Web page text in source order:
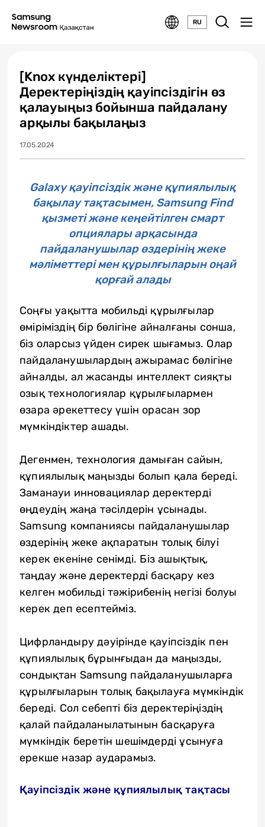
RU
[Knox күнделіктері]
Деректеріңіздің қауіпсіздігін өз
қалауыңыз бойынша пайдалану
арқылы бақылаңыз
17.05.2024
Galaxy қауіпсіздік және құпиялылық
бақылау тақтасымен, Samsung Find
қызметі және кеңейтілген смарт
опциялары арқасында
пайдаланушылар өздерінің жеке
мәліметтері мен құрылғыларын оңай
қорғай алады
Соңғы уақытта мобильді құрылғылар
өміріміздің бір бөлігіне айналғаны сонша,
біз оларсыз үйден сирек шығамыз. Олар
пайдаланушылардың ажырамас бөлігіне
айналды, ал жасанды интеллект сияқты
озық технологиялар құрылғылармен
өзара әрекеттесу үшін орасан зор
мүмкіндіктер ашады.
Дегенмен, технология дамыған сайын,
құпиялылық маңызды болып қала береді.
Заманауи инновациялар деректерді
өңдеудің жаңа тәсілдерін ұсынады.
Samsung компаниясы пайдаланушылар
өздерінің жеке ақпаратын толық білуі
керек екеніне сенімді. Біз ашықтық,
таңдау және деректерді басқару кез
келген мобильді тәжірибенің негізі болуы
керек деп есептейміз.
Цифрландыру дәуірінде қауіпсіздік пен
құпиялылық бұрынғыдан да маңызды,
сондықтан Samsung пайдаланушыларға
құрылғыларын толық бақылауға мүмкіндік
береді. Сол себепті біз деректеріңіздің
қалай пайдаланылатынын басқаруға
мүмкіндік беретін шешімдерді ұсынуға
ерекше назар аударамыз.
Қауіпсіздік және құпиялылық тақтасы